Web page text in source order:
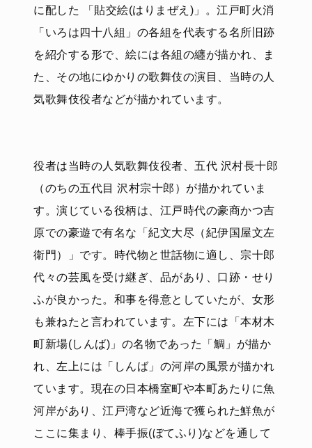
に配した 「貼交絵(はりまぜえ)」。江戸町火消
「いろは四十八組」の各組を代表する名所旧跡
を紹介する形で、絵には各組の纏が描かれ、ま
た、その地にゆかりの歌舞伎の演目、当時の人
気歌舞伎役者などが描かれています。
役者は当時の人気歌舞伎役者、五代 沢村長十郎
（のちの五代目 沢村宗十郎）が描かれていま
す。演じている役柄は、江戸時代の豪商かつ吉
原での豪遊で有名な「紀文大尽（紀伊国屋文左
衛門）」です。時代物と世話物に適し、宗十郎
代々の芸風を受け継ぎ、品があり、口跡・せり
ふが良かった。和事を得意としていたが、女形
も兼ねたと言われています。左下には「本材木
町新場(しんば)」の名物であった「鯛」が描か
れ、左上には「しんば」の河岸の風景が描かれ
ています。現在の日本橋室町や本町あたりに魚
河岸があり、江戸湾など近海で獲られた鮮魚が
ここに集まり、棒手振(ぼてふり)などを通して